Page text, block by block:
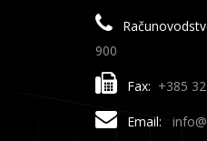
900
Fax: +385
Email: